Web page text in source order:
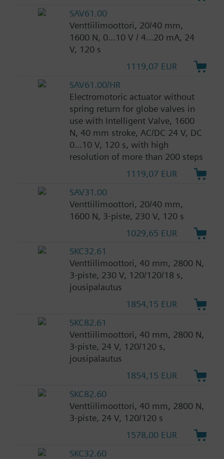
SAV61.00
Venttiilimoottori, 20/40 mm,
1600 N, 0...10 V / 4...20 mA, 24
V, 120 s
1119,07 EUR
SAV61.00/HR
Electromotoric actuator without
spring return for globe valves in
use with Intelligent Valve, 1600
N, 40 mm stroke, AC/DC 24 V, DC
0...10 V, 120 s, with high
resolution of more than 200 steps
1119,07 EUR
SAV31.00
Venttiilimoottori, 20/40 mm,
1600 N, 3-piste, 230 V, 120 s
1029,65 EUR
SKC32.61
Venttiilimoottori, 40 mm, 2800 N,
3-piste, 230 V, 120/120/18 s,
jousipalautus
1854,15 EUR
SKC82.61
Venttiilimoottori, 40 mm, 2800 N,
3-piste, 24 V, 120/120 s,
jousipalautus
1854,15 EUR
SKC82.60
Venttiilimoottori, 40 mm, 2800 N,
3-piste, 24 V, 120/120 s
1578,00 EUR
SKC32.60